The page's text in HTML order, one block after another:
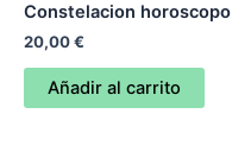
Constelacion horoscopo
20,00€
Añadir al carrito